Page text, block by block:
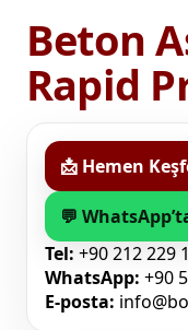
Beton
Rapid
📩 Hemen
💬
Tel: +90 212 229
WhatsApp: +90
E-posta: